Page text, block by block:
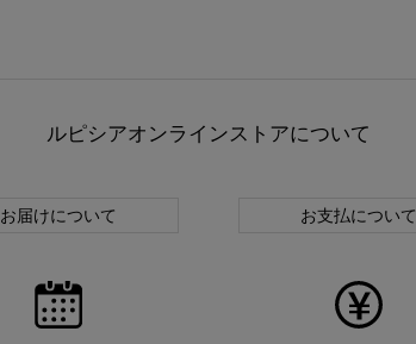
ルピシアオンラインストアについて
お届けについて お支払について